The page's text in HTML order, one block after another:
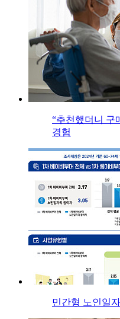
“추천했더니 구
경험
민간형 노인일